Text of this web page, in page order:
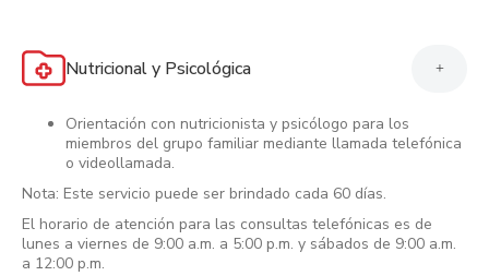
Nutricional y Psicológica +
Orientación con nutricionista y psicólogo para los
miembros del grupo familiar mediante llamada telefónica
o videollamada.
Nota: Este servicio puede ser brindado cada 60 días.
El horario de atención para las consultas telefónicas es de
lunes a viernes de 9:00 a.m. a 5:00 p.m. y sábados de 9:00 a.m.
a 12:00 p.m.